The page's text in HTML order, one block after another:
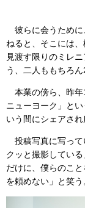
彼らに会うために
ねると、そこには
見渡す限りのミレ
う、二人ももちろ
本業の傍ら、昨年
ニューヨーク」と
いう間にシェアされ
投稿写真に写って
クッと撮影してい
だけに、僕らのこ
を頼めない」と笑う